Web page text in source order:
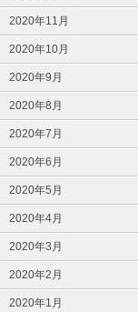
2020年11月
2020年10月
2020年9月
2020年8月
2020年7月
2020年6月
2020年5月
2020年4月
2020年3月
2020年2月
2020年1月